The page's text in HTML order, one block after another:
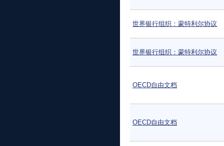
世界银行组织：蒙特利尔协议
世界银行组织：蒙特利尔协议
OECD自由文档
OECD自由文档